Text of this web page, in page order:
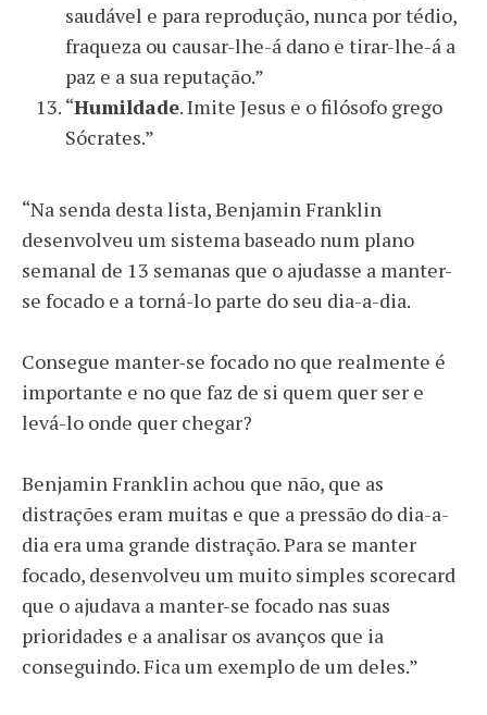
saudável e para reprodução, nunca por tédio,
fraqueza ou causar-lhe-á dano e tirar-lhe-á a
paz e a sua reputação.”
“Humildade. Imite Jesus e o filósofo grego
Sócrates.”
“Na senda desta lista, Benjamin Franklin
desenvolveu um sistema baseado num plano
semanal de 13 semanas que o ajudasse a manter-
se focado e a torná-lo parte do seu dia-a-dia.
Consegue manter-se focado no que realmente é
importante e no que faz de si quem quer ser e
levá-lo onde quer chegar?
Benjamin Franklin achou que não, que as
distrações eram muitas e que a pressão do dia-a-
dia era uma grande distração. Para se manter
focado, desenvolveu um muito simples scorecard
que o ajudava a manter-se focado nas suas
prioridades e a analisar os avanços que ia
conseguindo. Fica um exemplo de um deles.”